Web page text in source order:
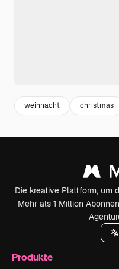
weihnacht christmas
Die kreative Plattform, um
Mehr als 1 Million
Produkte